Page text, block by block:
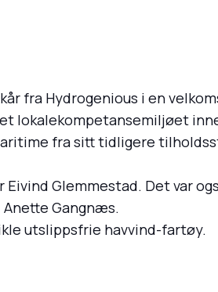
fra Hydrogenious i en
lokalekompetansemiljøet
fra sitt tidligere
Glemmestad. Det var
Anette Gangnæs.
utslippsfrie havvind-fartøy.